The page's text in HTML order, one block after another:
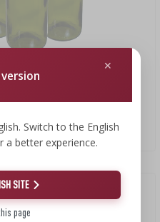
Switch to the English
better experience.
SITE
page